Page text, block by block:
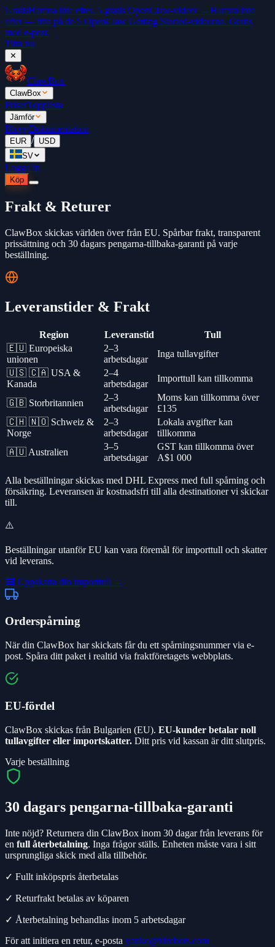
GratisHamna inte efter. 5 gratis OpenClaw-videor →Hamna inte
efter — titta på de 5 OpenClaw Getting Started-videorna. Gratis
med e-post.
Titta nu
✕
ClawBox
ClawBox
PriserTopplista
Jämför
BloggDokumentation
EUR / USD
SV
Logga in
Köp
Frakt & Returer
ClawBox skickas världen över från EU. Spårbar frakt, transparent
prissättning och 30 dagars pengarna-tillbaka-garanti på varje
beställning.
Leveranstider & Frakt
Region Leveranstid
Tull
🇪🇺 Europeiska
unionen
2–3
arbetsdagar
Inga tullavgifter
🇺🇸 🇨🇦 USA &
Kanada
2–4
arbetsdagar
Importtull kan tillkomma
🇬🇧 Storbritannien
2–3
arbetsdagar
Moms kan tillkomma över
£135
🇨🇭 🇳🇴 Schweiz &
Norge
2–3
arbetsdagar
Lokala avgifter kan
tillkomma
🇦🇺 Australien
3–5
arbetsdagar
GST kan tillkomma över
A$1 000
Alla beställningar skickas med DHL Express med full spårning och
försäkring. Leveransen är kostnadsfri till alla destinationer vi skickar
till.
⚠️
Beställningar utanför EU kan vara föremål för importtull och skatter
vid leverans.
🧮 Uppskatta din importtull →
Orderspårning
När din ClawBox har skickats får du ett spårningsnummer via e-
post. Spåra ditt paket i realtid via fraktföretagets webbplats.
EU-fördel
ClawBox skickas från Bulgarien (EU). EU-kunder betalar noll
tullavgifter eller importskatter. Ditt pris vid kassan är ditt slutpris.
Varje beställning
30 dagars pengarna-tillbaka-garanti
Inte nöjd? Returnera din ClawBox inom 30 dagar från leverans för
en full återbetalning. Inga frågor ställs. Enheten måste vara i sitt
ursprungliga skick med alla tillbehör.
✓ Fullt inköpspris återbetalas
✓ Returfrakt betalas av köparen
✓ Återbetalning behandlas inom 5 arbetsdagar
För att initiera en retur, e-posta yanko@idrobots.com